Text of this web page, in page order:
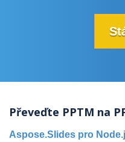
Převeďte PPTM na
Aspose.Slides pro